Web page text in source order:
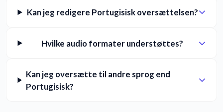
Kan jeg redigere Portugisisk oversættelsen?
Hvilke audio formater understøttes?
Kan jeg oversætte til andre sprog end
Portugisisk?